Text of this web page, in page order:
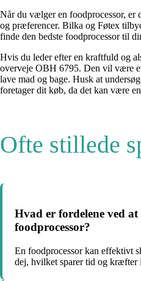
Når du vælger en foodprocessor, er
og præferencer. Bilka og Føtex
finde den bedste foodprocessor til
Hvis du leder efter en kraftfuld og
overveje OBH 6795. Den vil være
lave mad og bage. Husk at
foretager dit køb, da det kan være
Ofte stillede
Hvad er fordelene ved at
foodprocessor?
En foodprocessor kan effektivt
dej, hvilket sparer tid og kræfter